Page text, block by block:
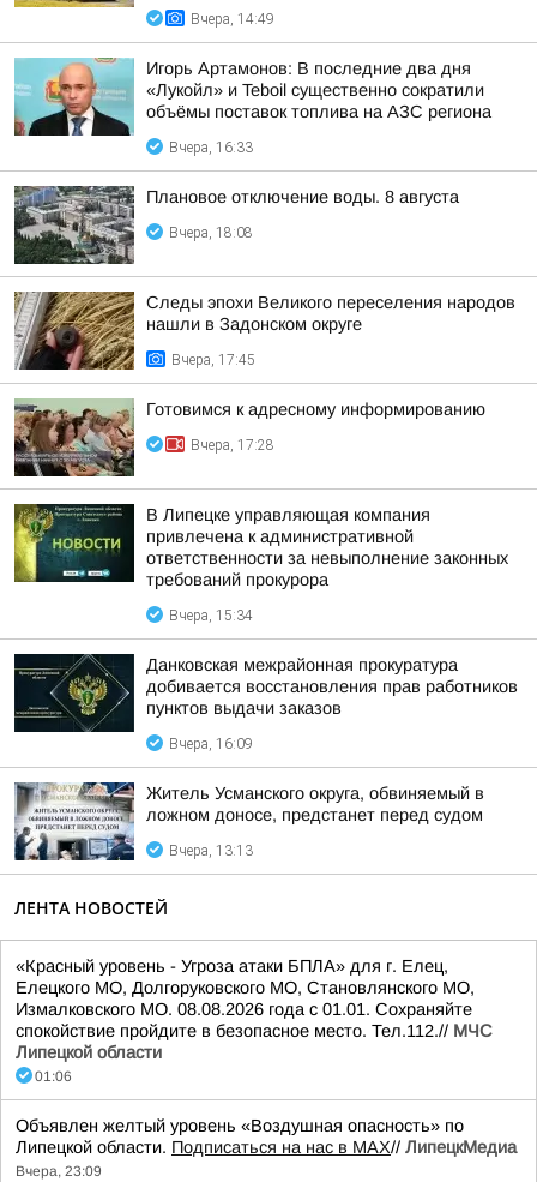
Вчера, 14:49
Игорь Артамонов: В последние два дня
«Лукойл» и Teboil существенно сократили
объёмы поставок топлива на АЗС региона
Вчера, 16:33
Плановое отключение воды. 8 августа
Вчера, 18:08
Следы эпохи Великого переселения народов
нашли в Задонском округе
Вчера, 17:45
Готовимся к адресному информированию
Вчера, 17:28
В Липецке управляющая компания
привлечена к административной
ответственности за невыполнение законных
требований прокурора
Вчера, 15:34
Данковская межрайонная прокуратура
добивается восстановления прав работников
пунктов выдачи заказов
Вчера, 16:09
Житель Усманского округа, обвиняемый в
ложном доносе, предстанет перед судом
Вчера, 13:13
ЛЕНТА НОВОСТЕЙ
«Красный уровень - Угроза атаки БПЛА» для г. Елец,
Елецкого МО, Долгоруковского МО, Становлянского МО,
Измалковского МО. 08.08.2026 года с 01.01. Сохраняйте
спокойствие пройдите в безопасное место. Тел.112.// МЧС
Липецкой области
01:06
Объявлен желтый уровень «Воздушная опасность» по
Липецкой области. Подписаться на нас в МАХ// ЛипецкМедиа
Вчера, 23:09